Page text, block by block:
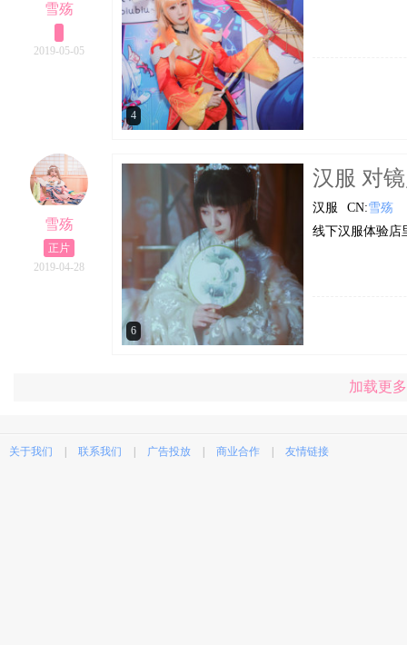
雪殇
2019-05-05
4
雪殇
正片
2019-04-28
6
汉服 对
汉服 CN:雪殇
线下汉服体验店
加载更
关于我们 联系我们 广告投放 商业合作 友情链接